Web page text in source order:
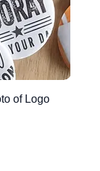
of Logo